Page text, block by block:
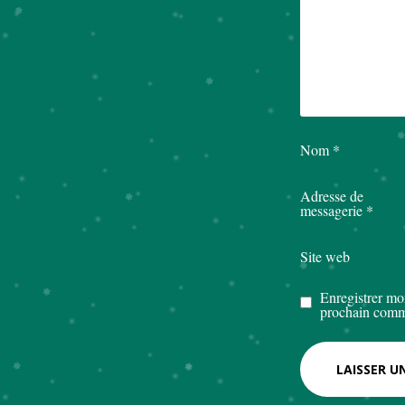
Nom *
Adresse de
messagerie *
Site web
Enregistrer
prochain